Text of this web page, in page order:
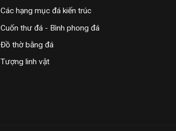
Các hạng mục đá kiến trúc
Cuốn thư đá - Bình phong đá
Đồ thờ bằng đá
Tượng linh vật